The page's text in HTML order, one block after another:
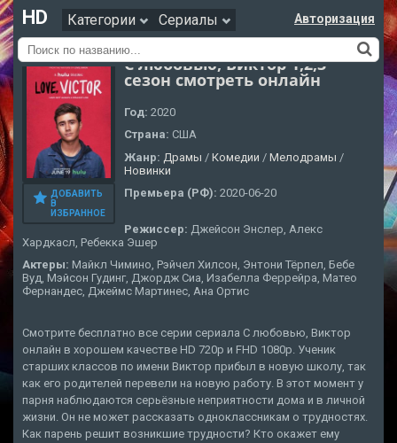
HD Категории Сериалы Авторизация
ДОБАВИТЬ
В
ИЗБРАННОЕ
С любовью, Виктор 1,2,3
сезон смотреть онлайн
Год: 2020
Страна: США
Жанр: Драмы / Комедии / Мелодрамы /
Новинки
Премьера (РФ): 2020-06-20
Режиссер: Джейсон Энслер, Алекс
Хардкасл, Ребекка Эшер
Актеры: Майкл Чимино, Рэйчел Хилсон, Энтони Тёрпел, Бебе
Вуд, Мэйсон Гудинг, Джордж Сиа, Изабелла Феррейра, Матео
Фернандес, Джеймс Мартинес, Ана Ортис
Смотрите бесплатно все серии сериала С любовью, Виктор
онлайн в хорошем качестве HD 720p и FHD 1080p. Ученик
старших классов по имени Виктор прибыл в новую школу, так
как его родителей перевели на новую работу. В этот момент у
парня наблюдаются серьёзные неприятности дома и в личной
жизни. Он не может рассказать одноклассникам о трудностях.
Как парень решит возникшие трудности? Кто окажет ему